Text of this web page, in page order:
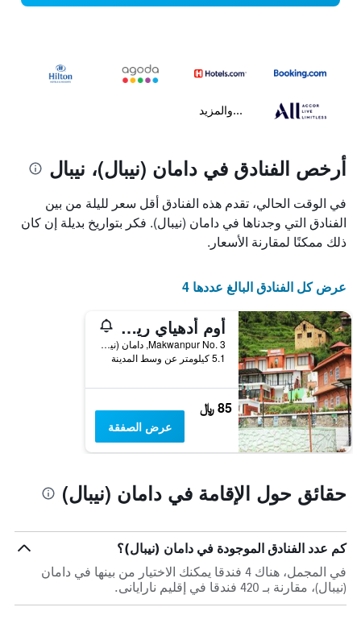
...والمزيد
أرخص الفنادق في دامان (نيبال)، نيبال
في الوقت الحالي، تقدم هذه الفنادق أقل سعر لليلة من بين
الفنادق التي وجدناها في دامان (نيبال). فكر بتواريخ بديلة إن كان
ذلك ممكنًا لمقارنة الأسعار.
عرض كل الفنادق البالغ عددها 4
أوم أدهياي ريتريت ريزورت
Makwanpur No. 3, دامان (نيبال), نيبال
5.1 كيلومتر عن وسط المدينة
85 ﷼
عرض الصفقة
حقائق حول الإقامة في دامان (نيبال)
كم عدد الفنادق الموجودة في دامان (نيبال)؟
في المجمل، هناك 4 فندقا يمكنك الاختيار من بينها في دامان
(نيبال)، مقارنة بـ 420 فندقا في إقليم نارايانى.